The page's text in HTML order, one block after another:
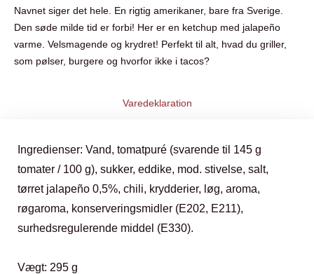
Ketchup.
285
g
antal
Navnet siger det hele. En rigtig amerikaner, bare fra Sverige.
Den søde milde tid er forbi! Her er en ketchup med jalapeño
varme. Velsmagende og krydret! Perfekt til alt, hvad du griller,
som pølser, burgere og hvorfor ikke i tacos?
Varedeklaration
Ingredienser: Vand, tomatpuré (svarende til 145 g
tomater / 100 g), sukker, eddike, mod. stivelse, salt,
tørret jalapeño 0,5%, chili, krydderier, løg, aroma,
røgaroma, konserveringsmidler (E202, E211),
surhedsregulerende middel (E330).
Vægt: 295 g